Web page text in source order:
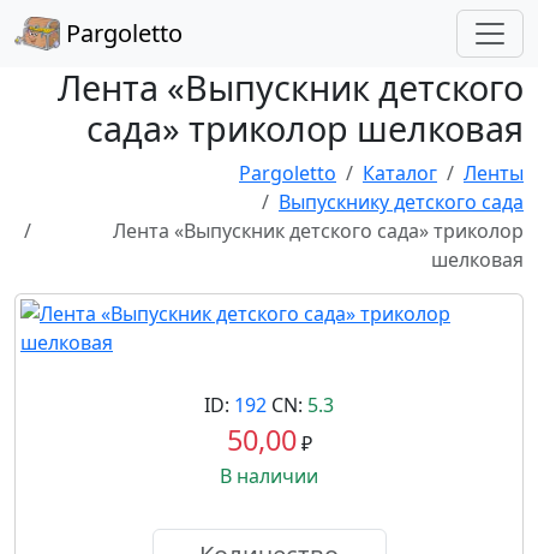
Pargoletto
Лента «Выпускник детского
сада» триколор шелковая
Pargoletto Каталог
Ленты
Выпускнику детского сада
Лента «Выпускник детского сада» триколор
шелковая
ID: 192 CN: 5.3
50,00₽
В наличии